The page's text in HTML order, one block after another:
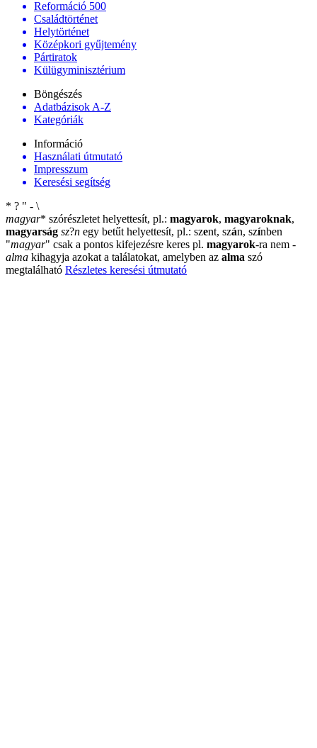
Reformáció 500
Családtörténet
Helytörténet
Középkori gyűjtemény
Pártiratok
Külügyminisztérium
Böngészés
Adatbázisok A-Z
Kategóriák
Információ
Használati útmutató
Impresszum
Keresési segítség
* ? " - \
magyar* szórészletet helyettesít, pl.: magyarok, magyaroknak,
magyarság sz?n egy betűt helyettesít, pl.: szent, szán, színben
"magyar" csak a pontos kifejezésre keres pl. magyarok-ra nem -
alma kihagyja azokat a találatokat, amelyben az alma szó
megtalálható Részletes keresési útmutató